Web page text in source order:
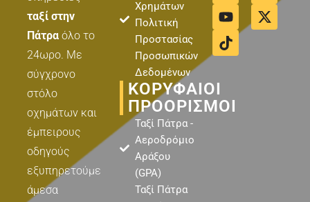
ταξί στην
Πάτραόλο το
24ωρο. Με
σύγχρονο
στόλο
οχημάτων και
έμπειρους
οδηγούς
εξυπηρετούμε
άμεσα
Χρημάτων
Πολιτική
Προστασίας
Προσωπικών
Δεδομένων
ΚΟΡΥΦΑΊΟΙ
ΠΡΟΟΡΙΣΜΟΊ
Ταξί Πάτρα -
Αεροδρόμιο
Αράξου
(GPA)
Ταξί Πάτρα
c
e
b
o
s
t
u
t
u
b
t
w
k
t
o
k